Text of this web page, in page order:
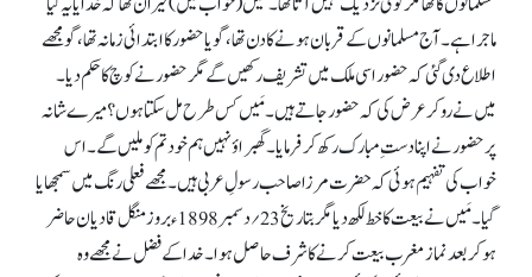
ماجرا ہے۔ آج مسلمانوں کے قربان ہونے کا دن تھا، گویا حضور کا ابتدائی زمانہ تھا، گو مجھے
اطلاع دی گئی کہ حضور اسی ملک میں تشریف رکھیں گے مگر حضور نے کوچ کا حکم دیا۔
میں نے رو کر عرض کی کہ حضور جاتے ہیں۔ مَیں کس طرح مل سکتا ہوں؟ میرے شانہ
پر حضور نے اپنا دستِ مبارک رکھ کر فرمایا۔ گھبراؤ نہیں ہم خود تم کو ملیں گے۔ اس
خواب کی تفہیم ہوئی کہ حضرت مرزا صاحب رسولِ عربی ہیں۔ مجھے فعلی رنگ میں سمجھایا
گیا۔ مَیں نے بیعت کا خط لکھ دیا مگر بتاریخ 23؍دسمبر 1898ء بروز منگل قادیان حاضر
ہو کر بعدنماز مغرب بیعت کرنے کا شرف حاصل ہوا۔ خدا کے فضل نے مجھے وہ